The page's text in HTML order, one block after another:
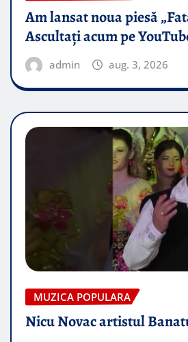
Am lansat noua piesă
Ascultați acum pe
admin aug. 3, 2026
MUZICA POPULARA
Nicu Novac artistul